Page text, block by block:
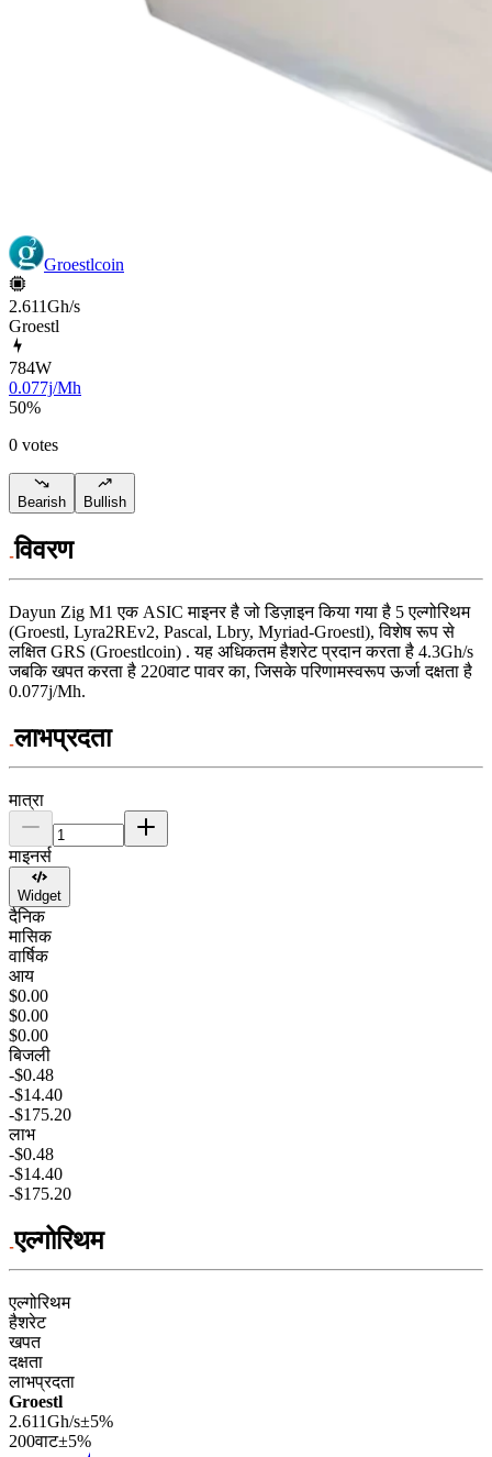
Groestlcoin
2.611Gh/s
Groestl
784W
0.077j/Mh
50%
0 votes
Bearish Bullish
विवरण
Dayun Zig M1 एक ASIC माइनर है जो डिज़ाइन किया गया है 5 एल्गोरिथम
(Groestl, Lyra2REv2, Pascal, Lbry, Myriad-Groestl),विशेष रूप से
लक्षित GRS (Groestlcoin) .यह अधिकतम हैशरेट प्रदान करता है 4.3Gh/s
जबकि खपत करता है 220वाट पावर का, जिसके परिणामस्वरूप ऊर्जा दक्षता है
0.077j/Mh.
लाभप्रदता
मात्रा
माइनर्स
Widget
दैनिक
मासिक
वार्षिक
आय
$0.00
$0.00
$0.00
बिजली
-$0.48
-$14.40
-$175.20
लाभ
-$0.48
-$14.40
-$175.20
एल्गोरिथम
एल्गोरिथम
हैशरेट
खपत
दक्षता
लाभप्रदता
Groestl
2.611Gh/s±5%
200वाट±5%